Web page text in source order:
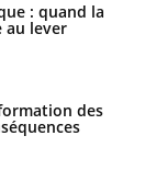
: quand la
au lever
des